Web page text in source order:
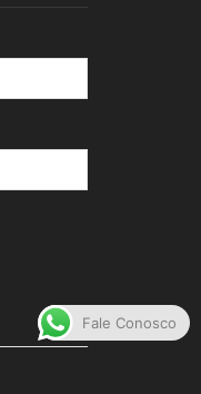
Fale Conosco